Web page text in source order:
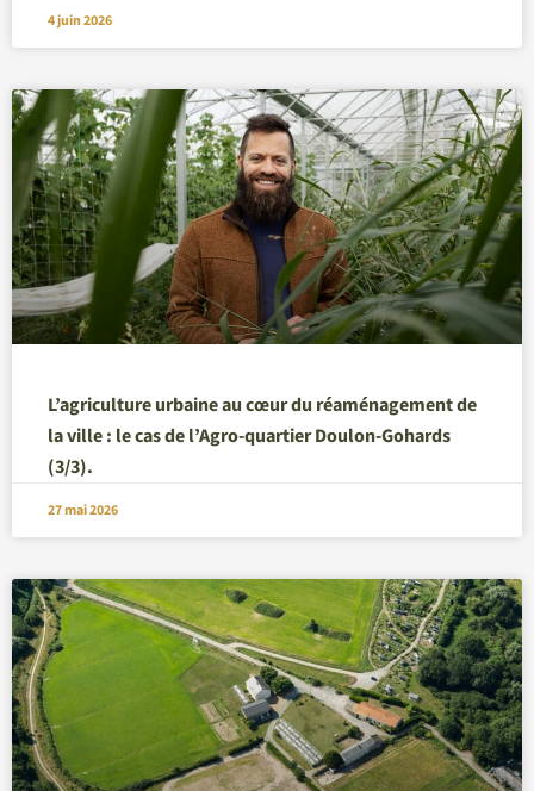
4 juin 2026
L’agriculture urbaine au cœur du réaménagement de
la ville : le cas de l’Agro-quartier Doulon-Gohards
(3/3).
27 mai 2026